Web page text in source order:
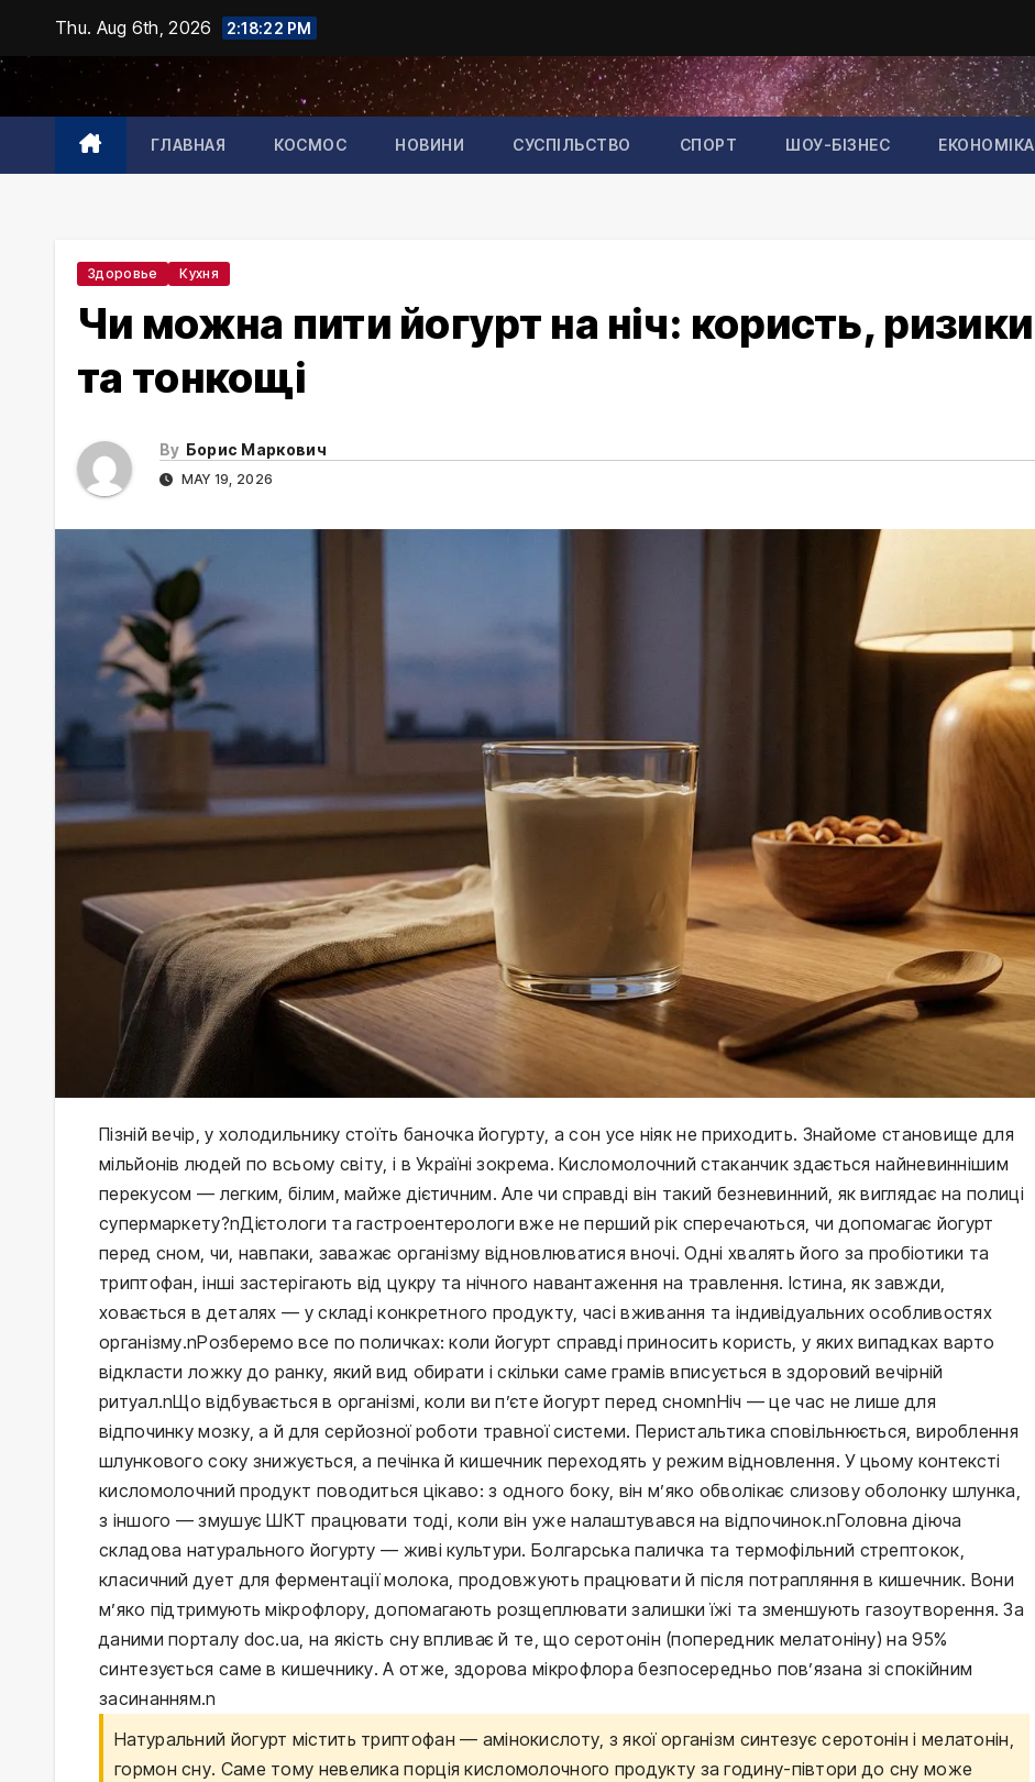
content
Thu. Aug 6th, 2026 2:18:23 PM
ГЛАВНАЯ КОСМОС НОВИНИ СУСПІЛЬСТВО СПОРТ ШОУ-БІЗНЕС ЕКОНОМІКА
Здоровье Кухня
Чи можна пити йогурт на ніч: користь, ризики
та тонкощі
By Борис Маркович
MAY 19, 2026
Пізній вечір, у холодильнику стоїть баночка йогурту, а сон усе ніяк не приходить. Знайоме становище для
мільйонів людей по всьому світу, і в Україні зокрема. Кисломолочний стаканчик здається найневиннішим
перекусом — легким, білим, майже дієтичним. Але чи справді він такий безневинний, як виглядає на полиці
супермаркету?nДієтологи та гастроентерологи вже не перший рік сперечаються, чи допомагає йогурт
перед сном, чи, навпаки, заважає організму відновлюватися вночі. Одні хвалять його за пробіотики та
триптофан, інші застерігають від цукру та нічного навантаження на травлення. Істина, як завжди,
ховається в деталях — у складі конкретного продукту, часі вживання та індивідуальних особливостях
організму.nРозберемо все по поличках: коли йогурт справді приносить користь, у яких випадках варто
відкласти ложку до ранку, який вид обирати і скільки саме грамів вписується в здоровий вечірній
ритуал.nЩо відбувається в організмі, коли ви п’єте йогурт перед сномnНіч — це час не лише для
відпочинку мозку, а й для серйозної роботи травної системи. Перистальтика сповільнюється, вироблення
шлункового соку знижується, а печінка й кишечник переходять у режим відновлення. У цьому контексті
кисломолочний продукт поводиться цікаво: з одного боку, він м’яко обволікає слизову оболонку шлунка,
з іншого — змушує ШКТ працювати тоді, коли він уже налаштувався на відпочинок.nГоловна діюча
складова натурального йогурту — живі культури. Болгарська паличка та термофільний стрептокок,
класичний дует для ферментації молока, продовжують працювати й після потрапляння в кишечник. Вони
м’яко підтримують мікрофлору, допомагають розщеплювати залишки їжі та зменшують газоутворення. За
даними порталу doc.ua, на якість сну впливає й те, що серотонін (попередник мелатоніну) на 95%
синтезується саме в кишечнику. А отже, здорова мікрофлора безпосередньо пов’язана зі спокійним
засинанням.n
Натуральний йогурт містить триптофан — амінокислоту, з якої організм синтезує серотонін і мелатонін,
гормон сну. Саме тому невелика порція кисломолочного продукту за годину-півтори до сну може